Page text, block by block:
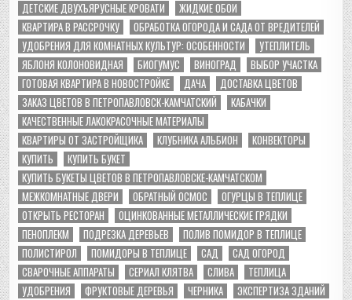
ДЕТСКИЕ ДВУХЪЯРУСНЫЕ КРОВАТИ
ЖИДКИЕ ОБОИ
КВАРТИРА В РАССРОЧКУ
ОБРАБОТКА ОГОРОДА И САДА ОТ ВРЕДИТЕЛЕЙ
УДОБРЕНИЯ ДЛЯ КОМНАТНЫХ КУЛЬТУР: ОСОБЕННОСТИ
УТЕПЛИТЕЛЬ
ЯБЛОНЯ КОЛОНОВИДНАЯ
БИОГУМУС ВИНОГРАД
ВЫБОР УЧАСТКА
ГОТОВАЯ КВАРТИРА В НОВОСТРОЙКЕ
ДАЧА
ДОСТАВКА ЦВЕТОВ
ЗАКАЗ ЦВЕТОВ В ПЕТРОПАВЛОВСК-КАМЧАТСКИЙ
КАБАЧКИ
КАЧЕСТВЕННЫЕ ЛАКОКРАСОЧНЫЕ МАТЕРИАЛЫ
КВАРТИРЫ ОТ ЗАСТРОЙЩИКА
КЛУБНИКА АЛЬБИОН
КОНВЕКТОРЫ
КУПИТЬ
КУПИТЬ БУКЕТ
КУПИТЬ БУКЕТЫ ЦВЕТОВ В ПЕТРОПАВЛОВСКЕ-КАМЧАТСКОМ
МЕЖКОМНАТНЫЕ ДВЕРИ
ОБРАТНЫЙ ОСМОС
ОГУРЦЫ В ТЕПЛИЦЕ
ОТКРЫТЬ РЕСТОРАН
ОЦИНКОВАННЫЕ МЕТАЛЛИЧЕСКИЕ ГРЯДКИ
ПЕНОПЛЕКМ
ПОДРЕЗКА ДЕРЕВЬЕВ
ПОЛИВ ПОМИДОР В ТЕПЛИЦЕ
ПОЛИСТИРОЛ
ПОМИДОРЫ В ТЕПЛИЦЕ САД
САД ОГОРОД
СВАРОЧНЫЕ АППАРАТЫ
СЕРИАЛ КЛЯТВА СЛИВА
ТЕПЛИЦА
УДОБРЕНИЯ
ФРУКТОВЫЕ ДЕРЕВЬЯ ЧЕРНИКА
ЭКСПЕРТИЗА ЗДАНИЙ